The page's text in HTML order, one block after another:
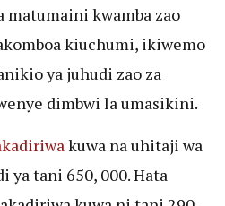
matumaini kwamba zao
kiuchumi, ikiwemo
ya juhudi zao za
dimbwi la umasikini.
kuwa na uhitaji wa
ya tani 650, 000. Hata